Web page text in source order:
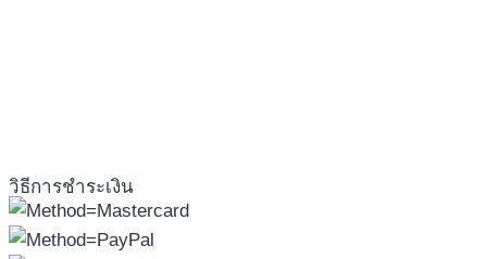
วิธีการชำระเงิน